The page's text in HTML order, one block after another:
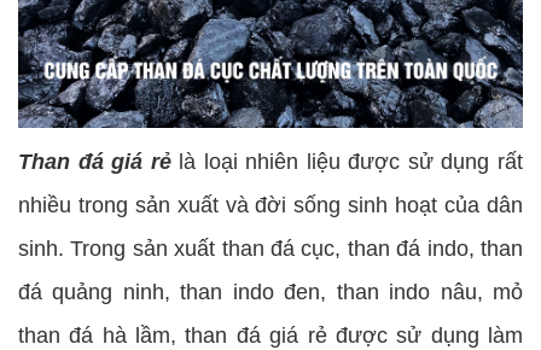
Than đá giá rẻlà loại nhiên liệu được sử dụng rất
nhiều trong sản xuất và đời sống sinh hoạt của dân
sinh. Trong sản xuất than đá cục, than đá indo, than
đá quảng ninh, than indo đen, than indo nâu, mỏ
than đá hà lầm, than đá giá rẻ được sử dụng làm